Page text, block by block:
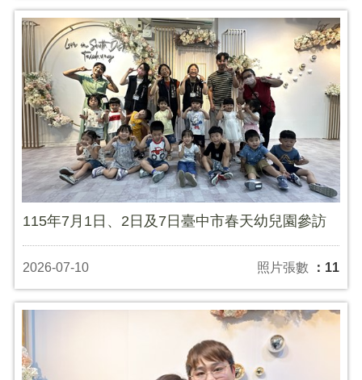
115年7月1日、2日及7日臺中市春天幼兒園參訪
2026-07-10 照片張數 ：11